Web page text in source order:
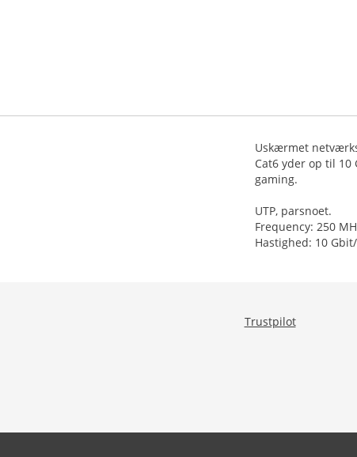
Uskærmet
Cat6 yder op til
gaming.
UTP, parsnoet.
Frequency: 250
Hastighed: 10
Trustpilot